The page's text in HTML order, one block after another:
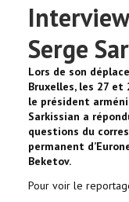
Serge
Lors de son
Bruxelles, les 27 et
le président
Sarkissian a
questions du
permanent
Beketov.
Pour voir le